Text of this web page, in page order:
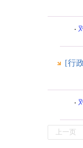
[行
上一页